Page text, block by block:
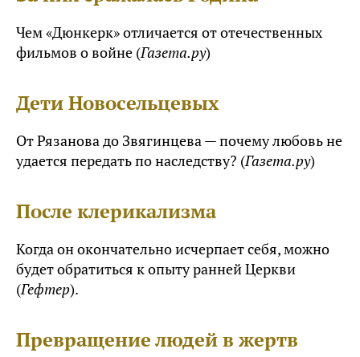
Чем «Дюнкерк» отличается от отечественных
фильмов о войне (Газета.ру)
Дети Новосельцевых
От Рязанова до Звягинцева — почему любовь не
удается передать по наследству? (Газета.ру)
После клерикализма
Когда он окончательно исчерпает себя, можно
будет обратиться к опыту ранней Церкви
(Гефтер).
Превращение людей в жертв